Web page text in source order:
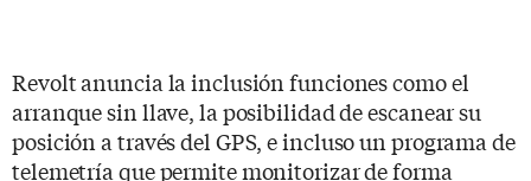
Revolt anuncia la inclusión funciones como el
arranque sin llave, la posibilidad de escanear su
posición a través del GPS, e incluso un programa de
telemetría que permite monitorizar de forma